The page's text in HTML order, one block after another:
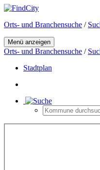
Orts- und Branchensuche /
Menü anzeigen
Orts- und Branchensuche /
Stadtplan